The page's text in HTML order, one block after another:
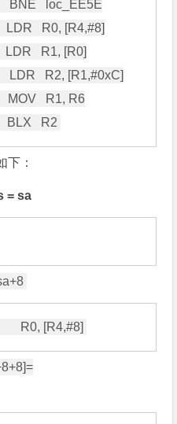
BNE   loc_EE5E
LDR   R0, [R4,#8]
LDR   R1, [R0]
LDR   R2, [R1,#0xC]
MOV   R1, R6
下：
= sa